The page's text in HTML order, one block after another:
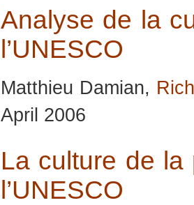
Analyse de la
l’UNESCO
Matthieu Damian,
April 2006
La culture de
l’UNESCO